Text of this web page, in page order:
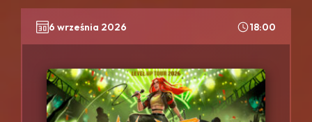
6 września 2026 18:00